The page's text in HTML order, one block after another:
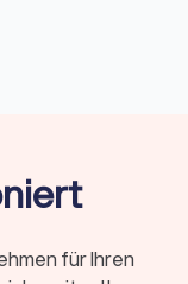
abdecken,
sein. Es
Gestaltung kann
für Ihren